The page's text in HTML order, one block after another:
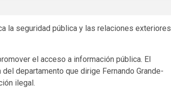
la seguridad pública y las relaciones exteriores
el acceso a información pública. El
departamento que dirige Fernando Grande-
ilegal.